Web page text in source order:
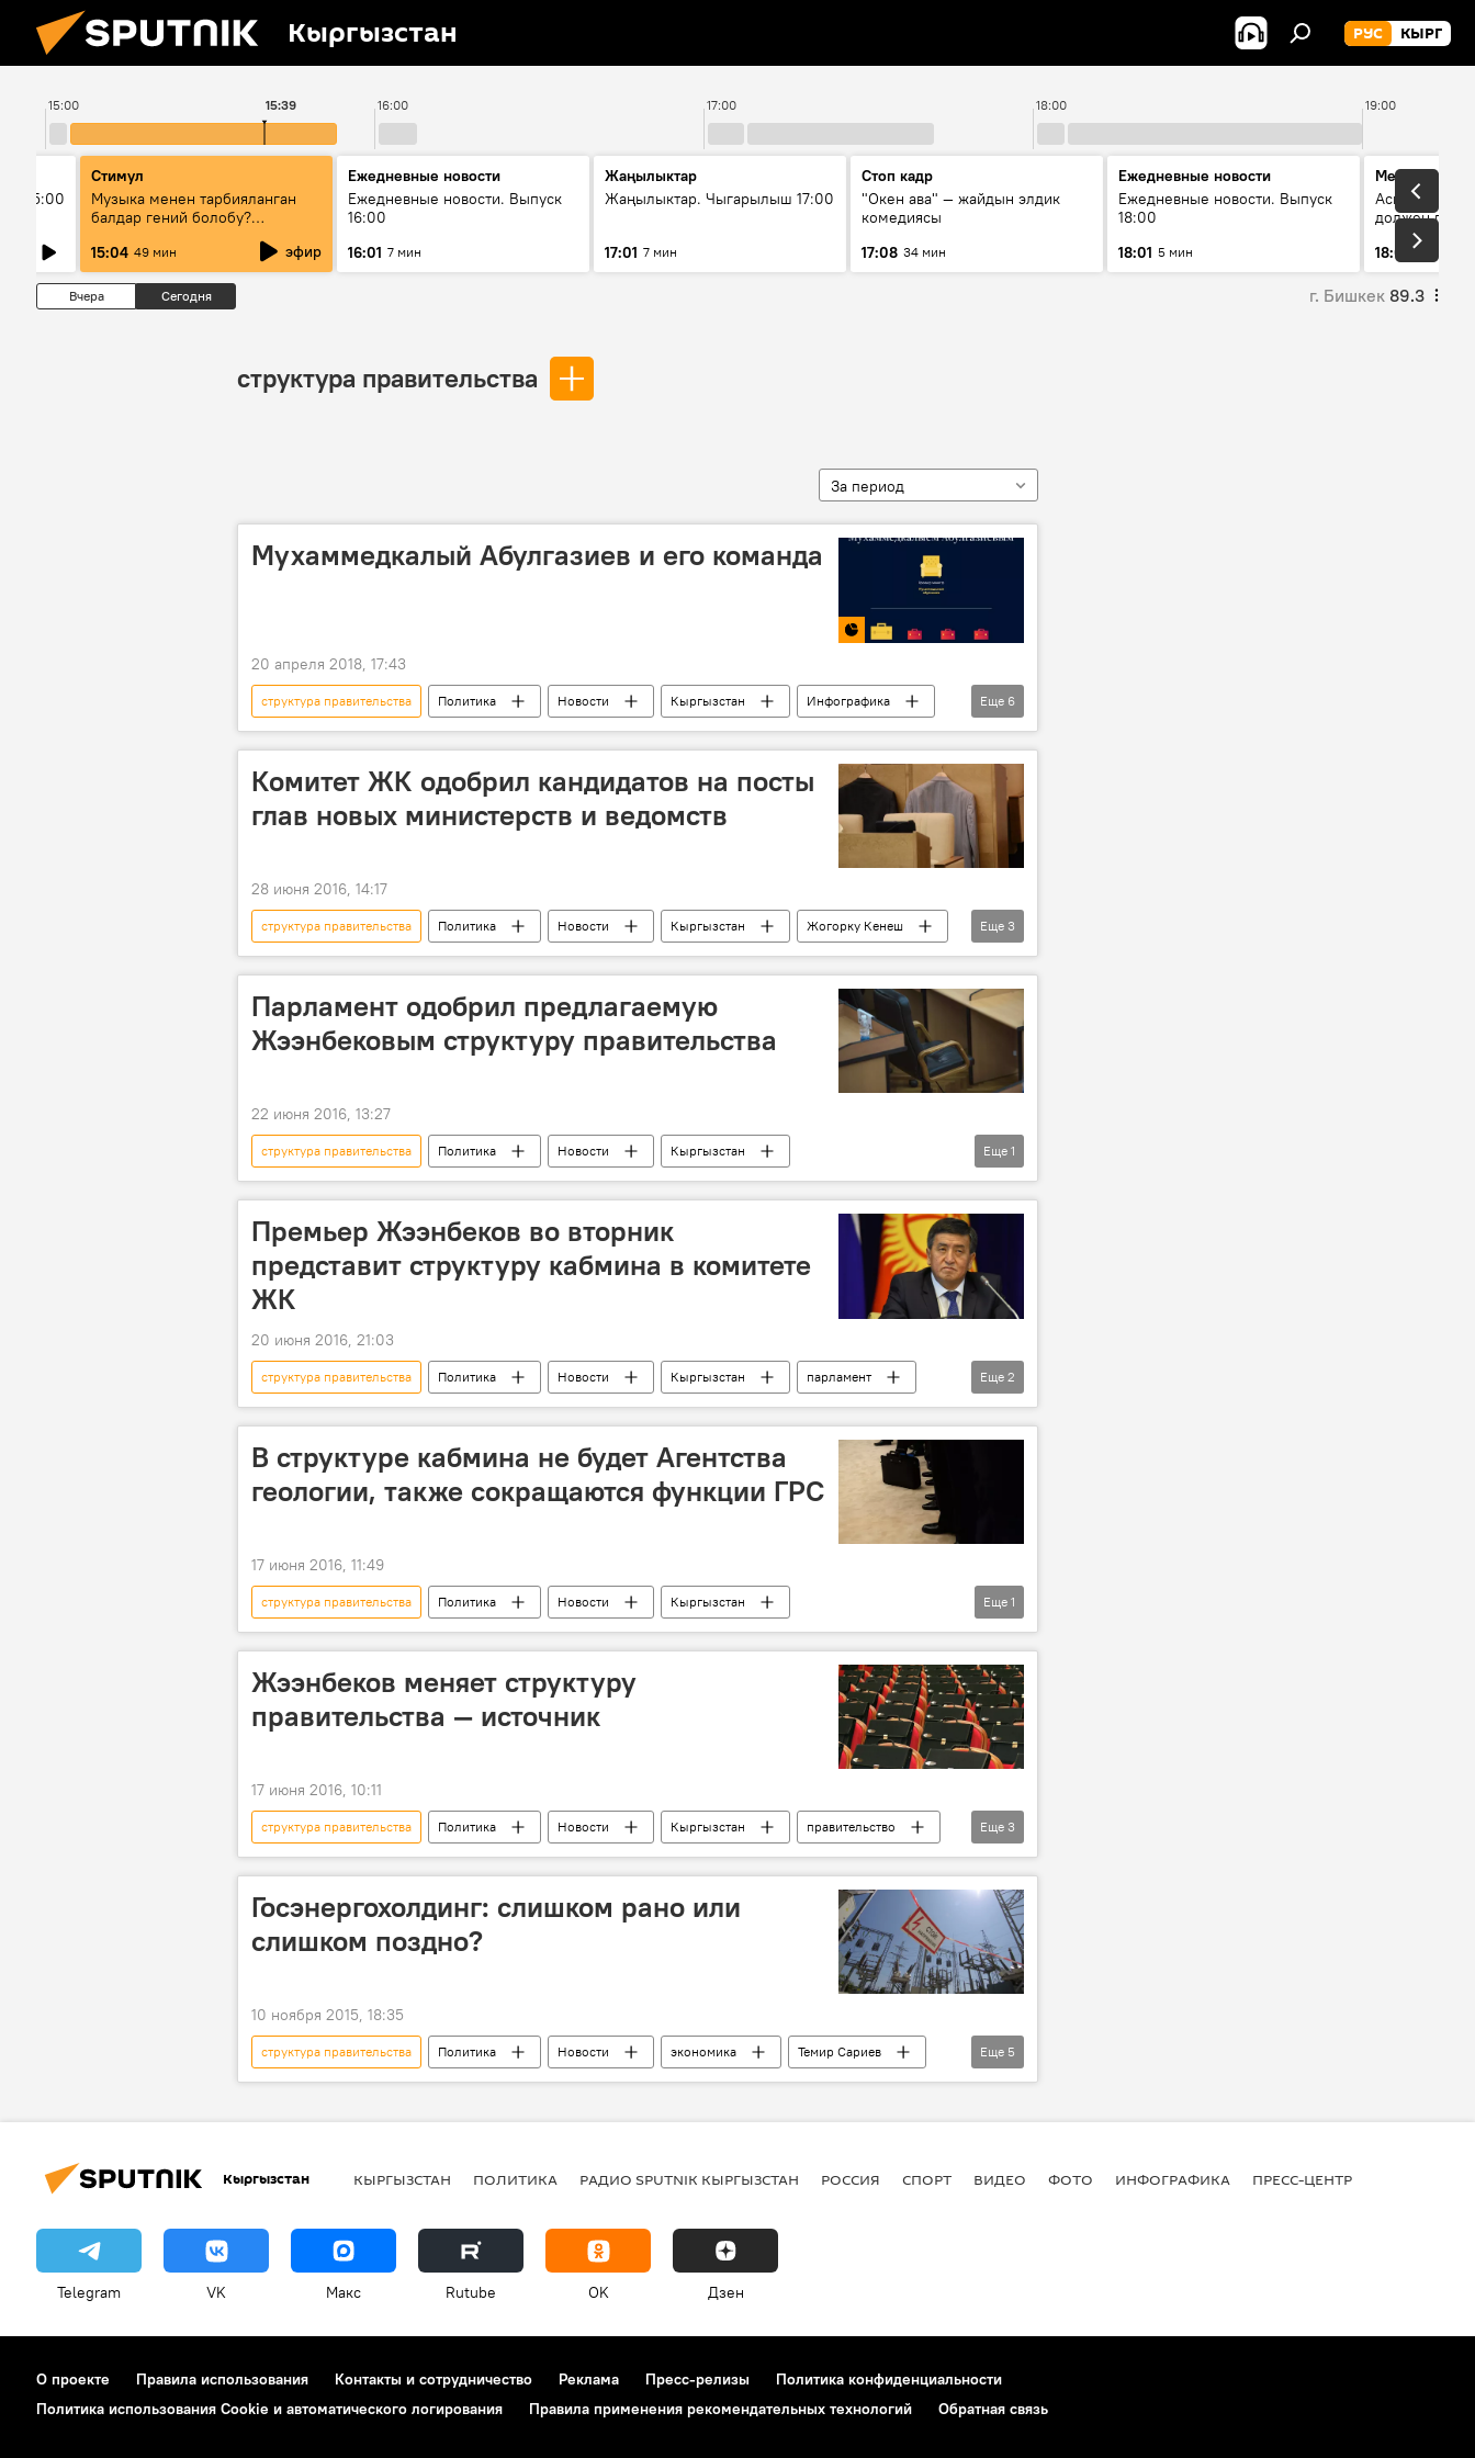
Кыргызстан РУС КЫРГ
15:00 16:00 17:00 18:00 19:00
15:39
15:00
Стимул
Музыка менен тарбияланган
балдар гений болобу?
Кыргыздын жашоосунда
музыканын орду
15:04 49 мин эфир
Ежедневные новости
Ежедневные новости. Выпуск
16:00
16:01 7 мин
Жаңылыктар
Жаңылыктар. Чыгарылыш 17:00
17:01 7 мин
Стоп кадр
"Окен ава" — жайдын элдик
комедиясы
17:08 34 мин
Ежедневные новости
Ежедневные новости. Выпуск
18:00
18:01 5 мин
Меняющие
Аскар
должен
18:06
Вчера Сегодня г. Бишкек 89.3
структура правительства
За период
Мухаммедкалый Абулгазиев и его команда
20 апреля 2018, 17:43
структура правительства Политика Новости Кыргызстан
Инфографика
Мультимедиа
правительство кабмин
состав
Еще 6
Комитет ЖК одобрил кандидатов на посты
глав новых министерств и ведомств
28 июня 2016, 14:17
структура правительства Политика Новости Кыргызстан
Жогорку Кенеш
правительство
пост руководитель
Еще 3
Парламент одобрил предлагаемую
Жээнбековым структуру правительства
22 июня 2016, 13:27
структура правительства Политика Новости
Кыргызстан
Сооронбай Жээнбеков
Еще 1
Премьер Жээнбеков во вторник
представит структуру кабмина в комитете
ЖК
20 июня 2016, 21:03
структура правительства Политика Новости Кыргызстан
парламент
правительство
изменения
Еще 2
В структуре кабмина не будет Агентства
геологии, также сокращаются функции ГРС
17 июня 2016, 11:49
структура правительства Политика Новости
Кыргызстан
Сооронбай Жээнбеков
Еще 1
Жээнбеков меняет структуру
правительства — источник
17 июня 2016, 10:11
структура правительства Политика Новости Кыргызстан
правительство
министерство
изменения комитет
Еще 3
Госэнергохолдинг: слишком рано или
слишком поздно?
10 ноября 2015, 18:35
структура правительства Политика Новости экономика
Темир Сариев
Арзыбек Кожошев
Кожобек Рыспаев Жогорку Кенеш
энергохолдинг
Еще 5
Кыргызстан КЫРГЫЗСТАН ПОЛИТИКА РАДИО SPUTNIK КЫРГЫЗСТАН РОССИЯ СПОРТ ВИДЕО ФОТО ИНФОГРАФИКА ПРЕСС-ЦЕНТР
Telegram VK Макс Rutube OK Дзен
О проекте Правила использования Контакты и сотрудничество Реклама Пресс-релизы
Политика конфиденциальности
Политика использования Cookie и автоматического логирования
Правила применения рекомендательных технологий Обратная связь